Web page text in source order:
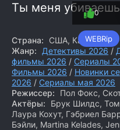
Ты меня
WEBRip
0
Страна:
США, Канада
Жанр:
Детективы 2026 /
фильмы 2026 / Сериалы
Фильмы 2026 / Новинки
2026 / Сериалы мая 2026
Режиссер:
Пол Фокс,
Актёры:
Брук Шилдс,
Лаура Кохут, Гэбриел
Бэйли, Martina Kelades,